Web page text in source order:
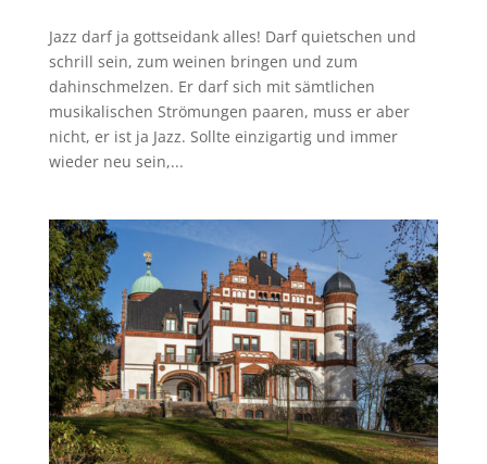
Jazz darf ja gottseidank alles! Darf quietschen und
schrill sein, zum weinen bringen und zum
dahinschmelzen. Er darf sich mit sämtlichen
musikalischen Strömungen paaren, muss er aber
nicht, er ist ja Jazz. Sollte einzigartig und immer
wieder neu sein,...